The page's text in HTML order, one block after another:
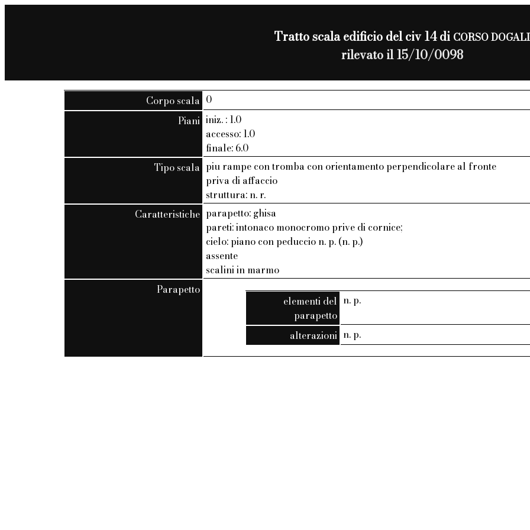
Tratto scala edificio del civ 14 di CORSO DOGALI
rilevato il 15/10/0098
Corpo scala 0
Piani iniz. : 1.0
accesso: 1.0
finale: 6.0
Tipo scala piu rampe con tromba con orientamento perpendicolare al fronte
priva di affaccio
struttura: n. r.
Caratteristiche parapetto: ghisa
pareti: intonaco monocromo prive di cornice;
cielo: piano con peduccio n. p. (n. p.)
assente
scalini in marmo
Parapetto
elementi del
parapetto
n. p.
alterazioni n. p.